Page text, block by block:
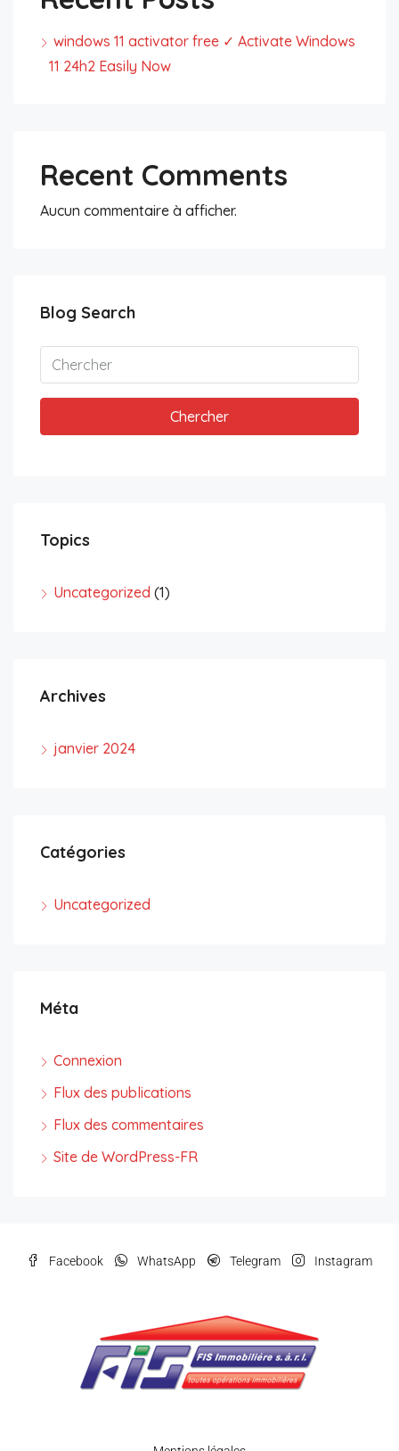
windows 11 activator free ✓ Activate Windows
11 24h2 Easily Now
Recent Comments
Aucun commentaire à afficher.
Blog Search
Chercher
Topics
Uncategorized (1)
Archives
janvier 2024
Catégories
Uncategorized
Méta
Connexion
Flux des publications
Flux des commentaires
Site de WordPress-FR
Facebook WhatsApp Telegram Instagram